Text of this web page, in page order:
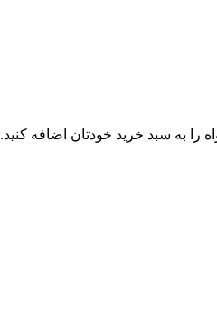
به سبد خرید خودتان اضافه کنید.